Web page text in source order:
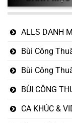
ALLS DANH
Bùi Công
Bùi Công
BÙI CÔNG
CA KHÚC &